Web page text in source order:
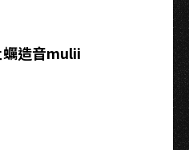
造音mulii